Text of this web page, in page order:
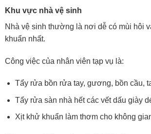
Khu vực nhà vệ sinh
Nhà vệ sinh thường là nơi dễ có mùi hôi
khuẩn nhất.
Công việc của nhân viên tạp vụ là:
Tẩy rửa bồn rửa tay, gương, bồn cầu,
Tẩy rửa sàn nhà hết các vết dấu giày
Xịt khử khuẩn làm thơm cho không